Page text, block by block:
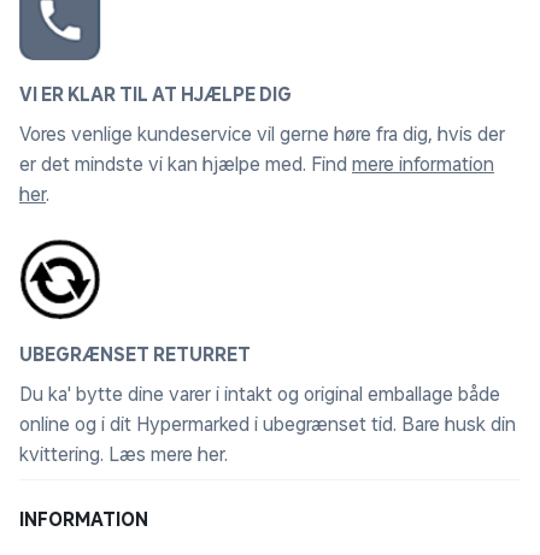
VI ER KLAR TIL AT HJÆLPE DIG
Vores venlige kundeservice vil gerne høre fra dig, hvis der
er det mindste vi kan hjælpe med. Find mere information
her.
UBEGRÆNSET RETURRET
Du ka' bytte dine varer i intakt og original emballage både
online og i dit Hypermarked i ubegrænset tid. Bare husk din
kvittering. Læs mere her.
INFORMATION